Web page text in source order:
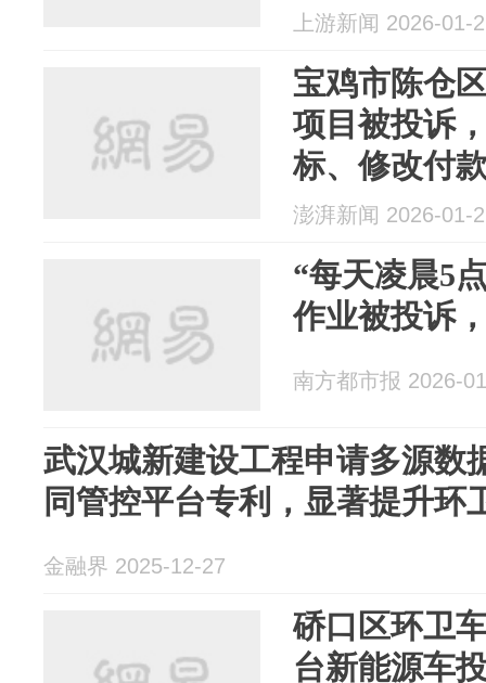
上游新闻 2026-01-
宝鸡市陈仓
项目被投诉
标、修改付
澎湃新闻 2026-01-
“每天凌晨5
作业被投诉
南方都市报 2026-
武汉城新建设工程申请多源数
同管控平台专利，显著提升环
金融界 2025-12-27
硚口区环卫
台新能源车